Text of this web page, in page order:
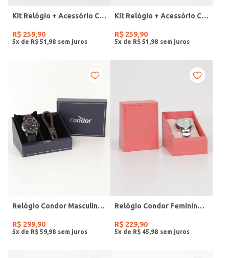
Kit Relógio + Acessório Condor Feminino DOURADO
R$ 259,90
5x de R$ 51 98
Kit Relógio + Acessório Condor Feminino DOURADO
R$ 259,90
5x de R$ 51 98
Relógio Condor Masculino PRETO
R$ 299,90
5x de R$ 59 98
Relógio Condor Feminino PRATA
R$ 229,90
5x de R$ 45 98